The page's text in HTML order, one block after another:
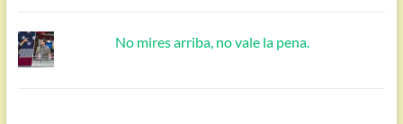
No mires arriba, no vale la pena.